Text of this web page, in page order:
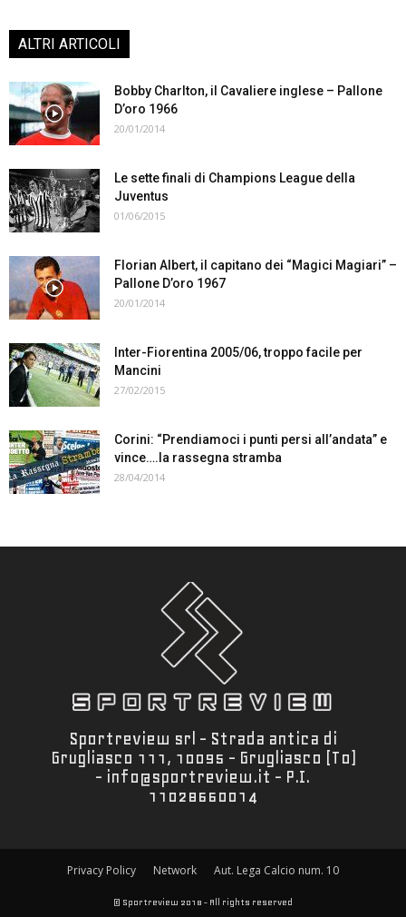
ALTRI ARTICOLI
Bobby Charlton, il Cavaliere inglese – Pallone
D’oro 1966
20/01/2014
Le sette finali di Champions League della
Juventus
01/06/2015
Florian Albert, il capitano dei “Magici Magiari” –
Pallone D’oro 1967
20/01/2014
Inter-Fiorentina 2005/06, troppo facile per
Mancini
27/02/2015
Corini: “Prendiamoci i punti persi all’andata” e
vince….la rassegna stramba
28/04/2014
Sportreview srl - Strada antica di
Grugliasco 111, 10095 - Grugliasco (To)
- info@sportreview.it - P.I.
11028660014
Privacy Policy Network Aut. Lega Calcio num. 10
© Sportreview 2018 - All rights reserved